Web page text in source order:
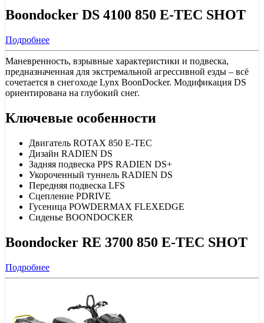
Boondocker DS 4100 850 E-TEC SHOT
Подробнее
Маневренность, взрывные характеристики и подвеска,
предназначенная для экстремальной агрессивной езды – всё
сочетается в снегоходе Lynx BoonDocker. Модификация DS
ориентирована на глубокий снег.
Ключевые особенности
Двигатель ROTAX 850 E-TEC
Дизайн RADIEN DS
Задняя подвеска PPS RADIEN DS+
Укороченный туннель RADIEN DS
Передняя подвеска LFS
Сцепление PDRIVE
Гусеница POWDERMAX FLEXEDGE
Сиденье BOONDOCKER
Boondocker RE 3700 850 E-TEC SHOT
Подробнее